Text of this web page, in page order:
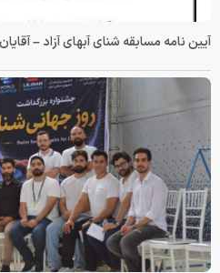
آیین نامه مسابقه شنای آبهای آزاد –